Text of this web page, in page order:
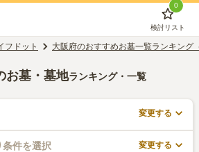
0
検討リスト
フドット 大阪府のおすすめお墓一覧ランキング
お墓・墓地ランキング・一覧
変更する
条件を選択 変更する